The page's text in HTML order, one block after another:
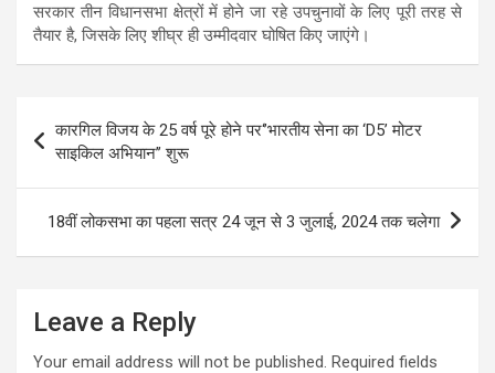
सरकार तीन विधानसभा क्षेत्रों में होने जा रहे उपचुनावों के लिए पूरी तरह से
तैयार है, जिसके लिए शीघ्र ही उम्मीदवार घोषित किए जाएंगे।
navigation
कारगिल विजय के 25 वर्ष पूरे होने पर‘’भारतीय सेना का ‘D5’ मोटर
साइकिल अभियान’’ शुरू
18वीं लोकसभा का पहला सत्र 24 जून से 3 जुलाई, 2024 तक चलेगा
Leave a Reply
Your email address will not be published. Required fields